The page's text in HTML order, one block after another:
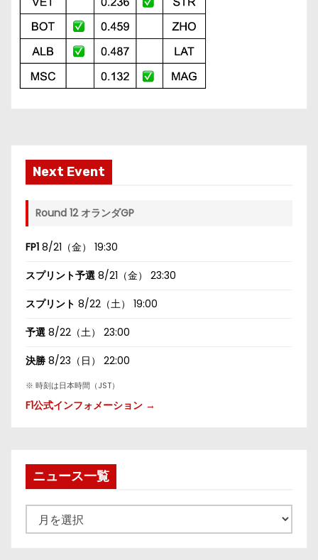
Next Event
Round 12 オランダGP
FP1 8/21（金） 19:30
スプリント予選 8/21（金） 23:30
スプリント 8/22（土） 19:00
予選 8/22（土） 23:00
決勝 8/23（日） 22:00
※ 時刻は日本時間（JST）
F1公式インフォメーション →
ニュース一覧
ュ